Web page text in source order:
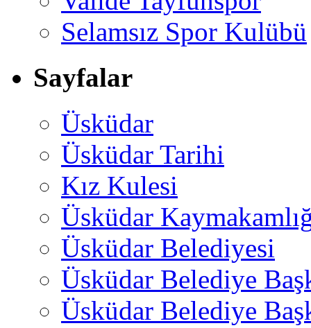
Selamsız Spor Kulübü
Sayfalar
Üsküdar
Üsküdar Tarihi
Kız Kulesi
Üsküdar
Üsküdar Belediyesi
Üsküdar Belediye
Üsküdar Belediye